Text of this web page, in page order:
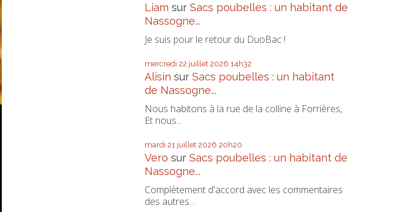
Liam surSacs poubelles : un habitant de
Nassogne...
Je suis pour le retour du DuoBac !
mercredi 22 juillet 2026 14h32
Alisin surSacs poubelles : un habitant
de Nassogne...
Nous habitons à la rue de la colline à Forrières,
Et nous...
mardi 21 juillet 2026 20h20
Vero surSacs poubelles : un habitant de
Nassogne...
Complètement d'accord avec les commentaires
des autres...